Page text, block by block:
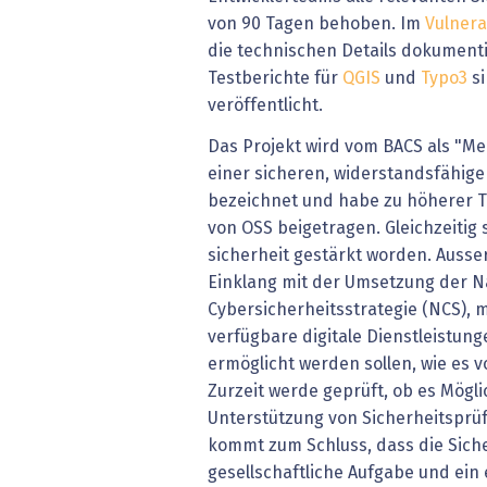
von 90 Tagen behoben. Im
die technischen Details
Testberichte für QGIS und Typo3
veröffentlicht.
Das Projekt wird vom BACS als
einer sicheren,
bezeichnet und habe zu höherer
von OSS beigetragen.
sicherheit gestärkt worden.
Einklang mit der Umsetzung der
Cybersicherheitsstrategie (NCS),
verfügbare digitale
ermöglicht werden sollen, wie es
Zurzeit werde geprüft, ob es
Unterstützung von
kommt zum Schluss, dass die
gesellschaftliche Aufgabe und